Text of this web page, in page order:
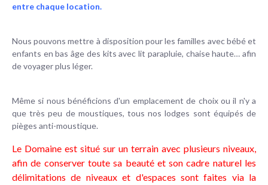
entre chaque location.
Nous pouvons mettre à disposition pour les familles avec bébé et
enfants en bas âge des kits avec lit parapluie, chaise haute… afin
de voyager plus léger.
Même si nous bénéficions d'un emplacement de choix ou il n'y a
que très peu de moustiques, tous nos lodges sont équipés de
pièges anti-moustique.
Le Domaine est situé sur un terrain avec plusieurs niveaux,
afin de conserver toute sa beauté et son cadre naturel les
délimitations de niveaux et d'espaces sont faites via la